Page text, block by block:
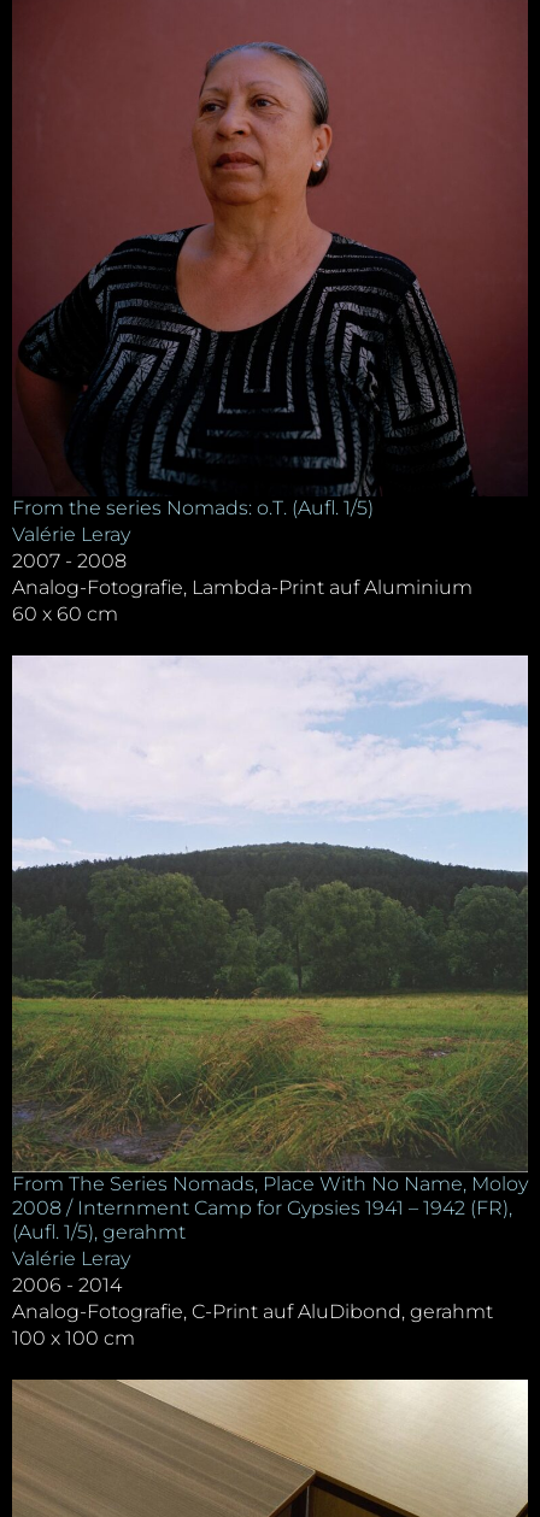
From the series Nomads: o.T. (Aufl. 1/5)
Valérie Leray
2007 - 2008
Analog-Fotografie, Lambda-Print auf Aluminium
60 x 60 cm
From The Series Nomads, Place With No Name, Moloy
2008 / Internment Camp for Gypsies 1941 – 1942 (FR),
(Aufl. 1/5), gerahmt
Valérie Leray
2006 - 2014
Analog-Fotografie, C-Print auf AluDibond, gerahmt
100 x 100 cm